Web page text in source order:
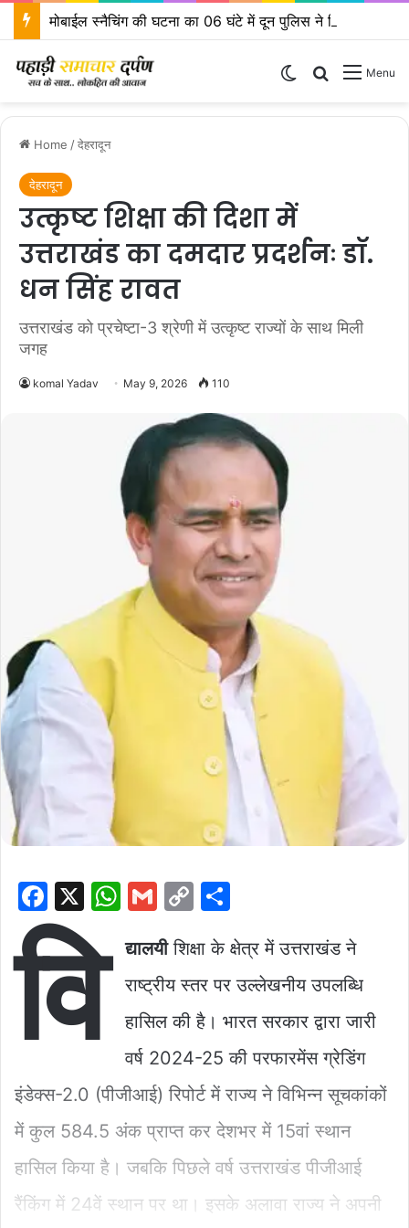
Menu
Search for
Switch skin
Home /देहरादून
देहरादून
उत्कृष्ट शिक्षा की दिशा में
उत्तराखंड का दमदार प्रदर्शनः डाॅ.
धन सिंह रावत
उत्तराखंड को प्रचेष्टा-3 श्रेणी में उत्कृष्ट राज्यों के साथ मिली
जगह
komal Yadav May 9, 2026 110
F
a
c
e
b
k
X
W
at
s
A
p
p
G
ai
l
C
p
y
Li
n
k
ar
e
वि द्यालयीशिक्षा के क्षेत्र में उत्तराखंड ने
राष्ट्रीय स्तर पर उल्लेखनीय उपलब्धि
हासिल की है। भारत सरकार द्वारा जारी
वर्ष 2024-25 की परफारमेंस ग्रेडिंग
इंडेक्स-2.0 (पीजीआई) रिपोर्ट में राज्य ने विभिन्न सूचकांकों
में कुल 584.5 अंक प्राप्त कर देशभर में 15वां स्थान
हासिल किया है। जबकि पिछले वर्ष उत्तराखंड पीजीआई
रैंकिंग में 24वें स्थान पर था। इसके अलावा राज्य ने अपनी